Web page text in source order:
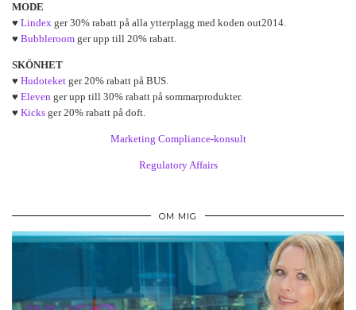
MODE
♥ Lindex ger 30% rabatt på alla ytterplagg med koden out2014.
♥ Bubbleroom ger upp till 20% rabatt.
SKÖNHET
♥ Hudoteket ger 20% rabatt på BUS.
♥ Eleven ger upp till 30% rabatt på sommarprodukter.
♥ Kicks ger 20% rabatt på doft.
Marketing Compliance-konsult
Regulatory Affairs
OM MIG